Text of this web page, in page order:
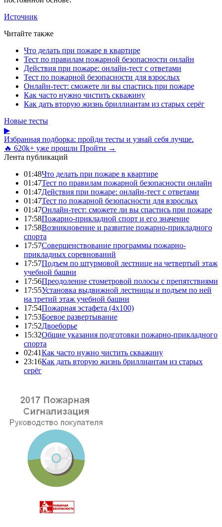
Источник
Читайте также
Что делать при пожаре в квартире
Тест по правилам пожарной безопасности онлайн
Действия при пожаре: онлайн-тест с ответами
Тест по пожарной безопасности для взрослых
Онлайн-тест: сможете ли вы спастись при пожаре
Как часто нужно чистить скважину
Как дать вторую жизнь бриллиантам из старых серёг
Новые тесты
▶
Избранная подборка: пройди тесты и узнай себя лучше.
🔥 620k+ уже прошли Пройти →
Лента публикаций
01:48Что делать при пожаре в квартире
01:47Тест по правилам пожарной безопасности онлайн
01:47Действия при пожаре: онлайн-тест с ответами
01:47Тест по пожарной безопасности для взрослых
01:47Онлайн-тест: сможете ли вы спастись при пожаре
17:58Пожарно-прикладной спорт и его значение
17:58Возникновение и развитие пожарно-прикладного
спорта
17:57Совершенствование программы пожарно-
прикладных соревнований
17:57Подъем по штурмовой лестнице на четвертый этаж
учебной башни
17:56Преодоление стометровой полосы с препятствиями
17:55Установка выдвижной лестницы и подъем по ней
на третий этаж учебной башни
17:54Пожарная эстафета (4x100)
17:53Боевое развертывание
17:52Двоеборье
15:32Общие указания подготовки пожарно-прикладного
спорта
02:41Как часто нужно чистить скважину
23:16Как дать вторую жизнь бриллиантам из старых
серёг